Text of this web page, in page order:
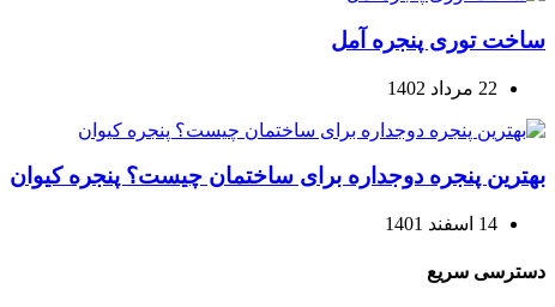
ساخت توری پنجره آمل
22 مرداد 1402
بهترین پنجره دوجداره برای ساختمان چیست؟ پنجره کیوان
14 اسفند 1401
دسترسی سریع